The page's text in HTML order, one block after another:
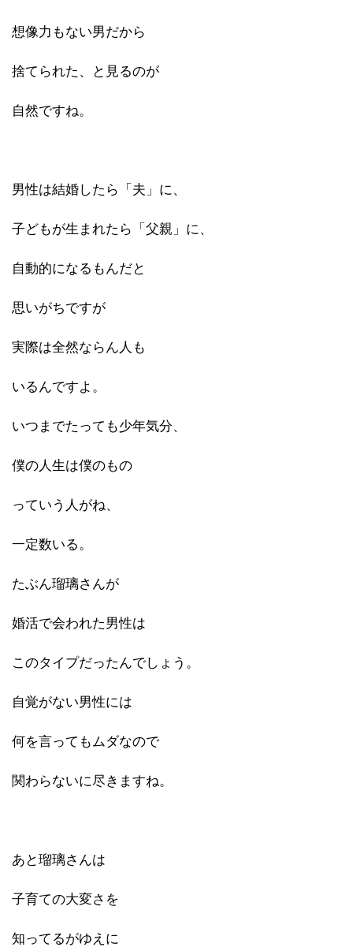
想像力もない男だから
捨てられた、と見るのが
自然ですね。
男性は結婚したら「夫」に、
子どもが生まれたら「父親」に、
自動的になるもんだと
思いがちですが
実際は全然ならん人も
いるんですよ。
いつまでたっても少年気分、
僕の人生は僕のもの
っていう人がね、
一定数いる。
たぶん瑠璃さんが
婚活で会われた男性は
このタイプだったんでしょう。
自覚がない男性には
何を言ってもムダなので
関わらないに尽きますね。
あと瑠璃さんは
子育ての大変さを
知ってるがゆえに